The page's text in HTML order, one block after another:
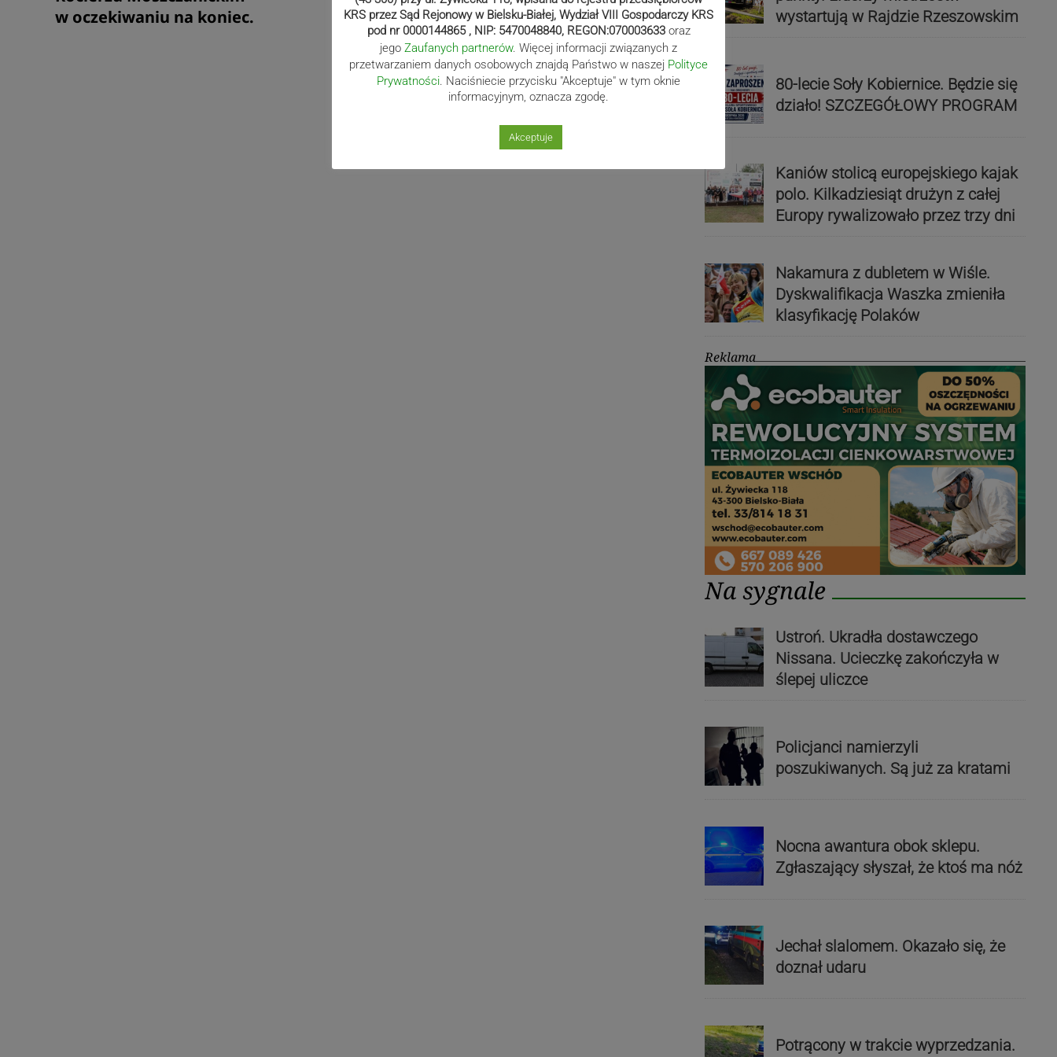
w oczekiwaniu na koniec.
wystartują w Rajdzie Rzeszowskim
80-lecie Soły Kobiernice. Będzie się
działo! SZCZEGÓŁOWY PROGRAM
Kaniów stolicą europejskiego kajak
polo. Kilkadziesiąt drużyn z całej
Europy rywalizowało przez trzy dni
Nakamura z dubletem w Wiśle.
Dyskwalifikacja Waszka zmieniła
klasyfikację Polaków
Reklama
Na sygnale
Ustroń. Ukradła dostawczego
Nissana. Ucieczkę zakończyła w
ślepej uliczce
Policjanci namierzyli
poszukiwanych. Są już za kratami
Nocna awantura obok sklepu.
Zgłaszający słyszał, że ktoś ma nóż
Jechał slalomem. Okazało się, że
doznał udaru
Potrącony w trakcie wyprzedzania.
KRS przez Sąd Rejonowy w Bielsku-Białej, Wydział VIII Gospodarczy KRS
pod nr 0000144865 , NIP: 5470048840, REGON:070003633 oraz
jego Zaufanych partnerów. Więcej informacji związanych z
przetwarzaniem danych osobowych znajdą Państwo w naszej Polityce
Prywatności . Naciśniecie przycisku "Akceptuje" w tym oknie
informacyjnym, oznacza zgodę.
Akceptuje